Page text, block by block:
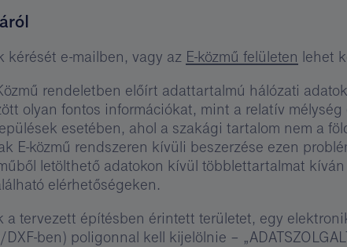
kérését e-mailben, vagy az E-közmű felületen lehet
rendeletben előírt adattartalmú hálózati
olyan fontos információkat, mint a relatív
esetében, ahol a szakági tartalom nem a
E-közmű rendszeren kívüli beszerzése ezen
letölthető adatokon kívül többlettartalmat
elérhetőségeken.
tervezett építésben érintett területet, egy
ben) poligonnal kell kijelölnie –